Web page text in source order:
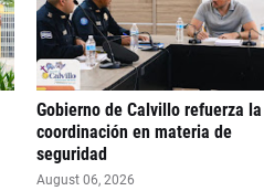
Gobierno de Calvillo refuerza la
coordinación en materia de
seguridad
August 06, 2026